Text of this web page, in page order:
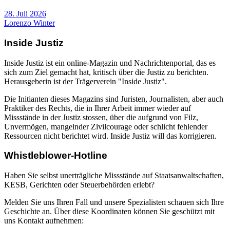
28. Juli 2026
Lorenzo Winter
Inside Justiz
Inside Justiz ist ein online-Magazin und Nachrichtenportal, das es
sich zum Ziel gemacht hat, kritisch über die Justiz zu berichten.
Herausgeberin ist der Trägerverein "Inside Justiz".
Die Initianten dieses Magazins sind Juristen, Journalisten, aber auch
Praktiker des Rechts, die in Ihrer Arbeit immer wieder auf
Missstände in der Justiz stossen, über die aufgrund von Filz,
Unvermögen, mangelnder Zivilcourage oder schlicht fehlender
Ressourcen nicht berichtet wird. Inside Justiz will das korrigieren.
Whistleblower-Hotline
Haben Sie selbst unerträgliche Missstände auf Staatsanwaltschaften,
KESB, Gerichten oder Steuerbehörden erlebt?
Melden Sie uns Ihren Fall und unsere Spezialisten schauen sich Ihre
Geschichte an. Über diese Koordinaten können Sie geschützt mit
uns Kontakt aufnehmen: